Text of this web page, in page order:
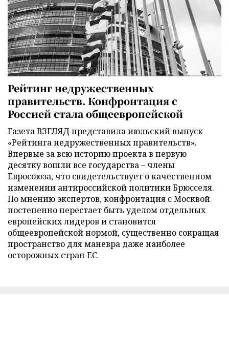
Рейтинг недружественных
правительств. Конфронтация с
Россией стала общеевропейской
Газета ВЗГЛЯД представила июльский выпуск
«Рейтинга недружественных правительств».
Впервые за всю историю проекта в первую
десятку вошли все государства – члены
Евросоюза, что свидетельствует о качественном
изменении антироссийской политики Брюсселя.
По мнению экспертов, конфронтация с Москвой
постепенно перестает быть уделом отдельных
европейских лидеров и становится
общеевропейской нормой, существенно сокращая
пространство для маневра даже наиболее
осторожных стран ЕС.